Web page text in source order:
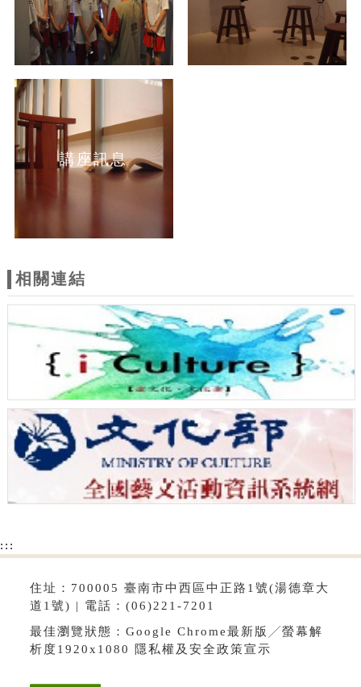
講座訊息
相關連結
:::
住址：700005 臺南市中西區中正路1號(湯德章大
道1號) | 電話：(06)221-7201
最佳瀏覽狀態：Google Chrome最新版╱螢幕解
析度1920x1080 隱私權及安全政策宣示